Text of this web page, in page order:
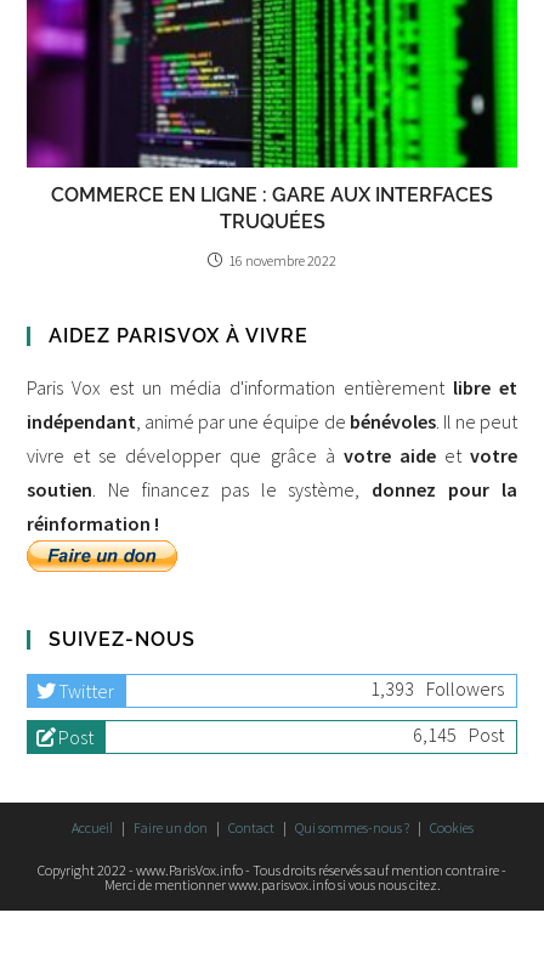
COMMERCE EN LIGNE : GARE AUX INTERFACES
TRUQUÉES
16 novembre 2022
AIDEZ PARISVOX À VIVRE
Paris Vox est un média d'information entièrement libre et
indépendant, animé par une équipe de bénévoles. Il ne peut
vivre et se développer que grâce à votre aideet votre
soutien. Ne financez pas le système, donnez pour la
réinformation !
SUIVEZ-NOUS
Twitter 1,393 Followers
Post
6,145 Post
Accueil Faire un don Contact Qui sommes-nous ? Cookies
Copyright 2022 - www.ParisVox.info - Tous droits réservés sauf mention contraire -
Merci de mentionner www.parisvox.info si vous nous citez.